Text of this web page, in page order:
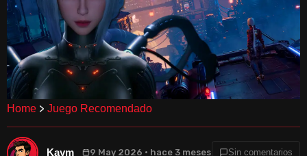
Home > Juego Recomendado
Kaym 9 May 2026 · hace 3 meses Sin comentarios